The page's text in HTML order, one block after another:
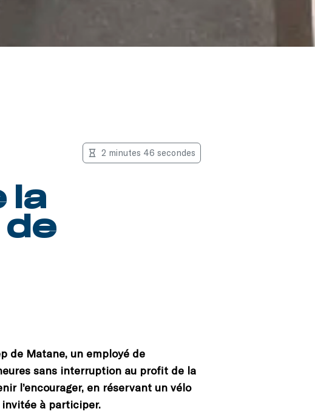
2 minutes 46 secondes
la
de
de Matane, un employé de
sans interruption au profit de la
l’encourager, en réservant un vélo
invitée à participer.